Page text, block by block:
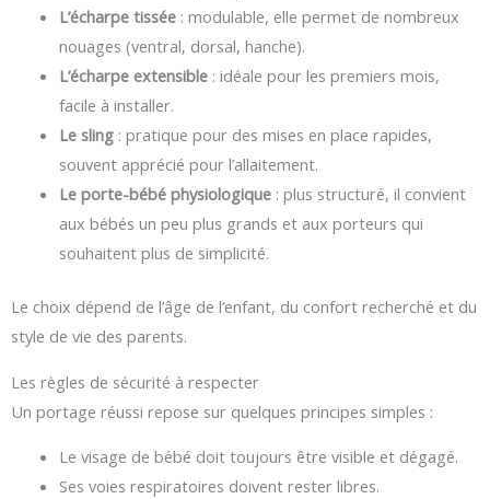
L’écharpe tissée: modulable, elle permet de nombreux
nouages (ventral, dorsal, hanche).
L’écharpe extensible: idéale pour les premiers mois,
facile à installer.
Le sling: pratique pour des mises en place rapides,
souvent apprécié pour l’allaitement.
Le porte-bébé physiologique: plus structuré, il convient
aux bébés un peu plus grands et aux porteurs qui
souhaitent plus de simplicité.
Le choix dépend de l’âge de l’enfant, du confort recherché et du
style de vie des parents.
Les règles de sécurité à respecter
Un portage réussi repose sur quelques principes simples :
Le visage de bébé doit toujours être visible et dégagé.
Ses voies respiratoires doivent rester libres.